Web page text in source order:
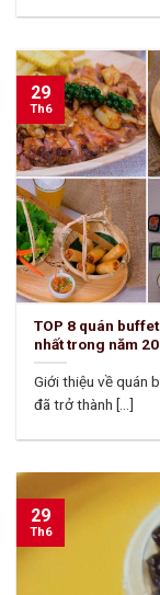
TOP 8 quán
nhất trong năm
Giới thiệu về quán
đã trở thành [...]
29
Th6
29
Th6